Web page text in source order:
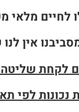
לחיים מלאי
לקחת
נכונות לפי